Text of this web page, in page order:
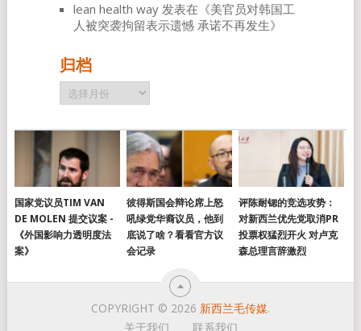
lean health way发表在《美官员对韩国工
人被突袭拘留表示遗憾 承诺不再发生》
归档
归
档
国家党议员TIM VAN
DE MOLEN 提交议案 -
《外国影响力透明度法
案》
彼得斯国会辩论席上怒
吼绿党华裔议员，他到
底说了啥？看看官方议
会记录
评陈耐锶的竞选攻势：
对新西兰优先党取消PR
投票权猛烈开火 对卢克
森总理言辞激烈
COPYRIGHT © 2026 新西兰毛传媒.
关于我们
联系我们